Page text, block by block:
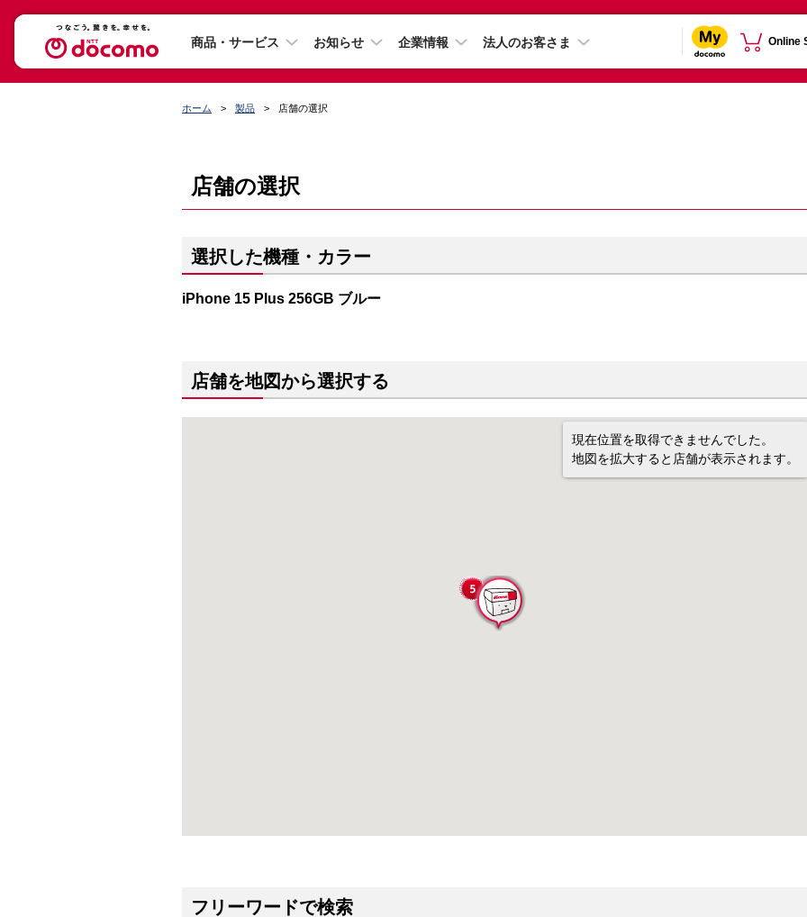
商品・サービス お知らせ 企業情報 法人のお客さま Online
ホーム 製品 店舗の選択
店舗の選択
選択した機種・カラー
iPhone 15 Plus 256GB ブルー
店舗を地図から選択する
現在位置を取得できませんでした。
地図を拡大すると店舗が表示されます。
フリーワードで検索